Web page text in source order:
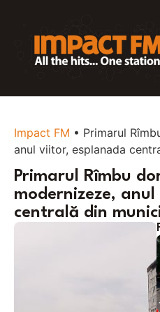
Impact FM • Primarul
anul viitor, esplanada
Primarul Rîmbu
modernizeze,
centrală din